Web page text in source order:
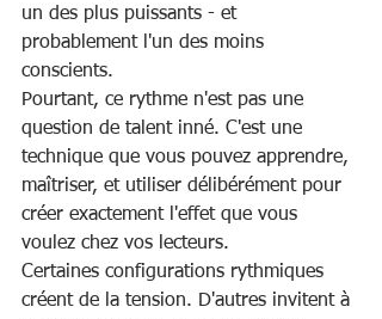
un des plus puissants - et
probablement l'un des moins
conscients.
Pourtant, ce rythme n'est pas une
question de talent inné. C'est une
technique que vous pouvez apprendre,
maîtriser, et utiliser délibérément pour
créer exactement l'effet que vous
voulez chez vos lecteurs.
Certaines configurations rythmiques
créent de la tension. D'autres invitent à